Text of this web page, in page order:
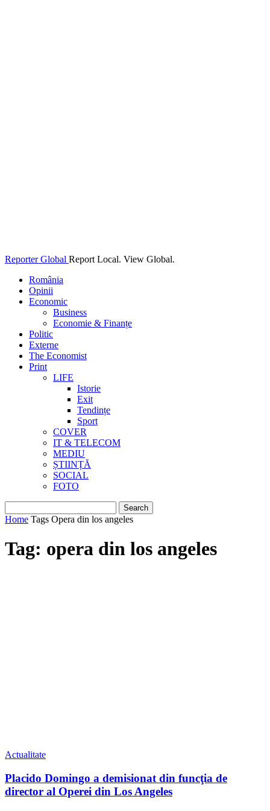
Reporter Global Report Local. View Global.
România
Opinii
Economic
Business
Economie & Finanțe
Politic
Externe
The Economist
Print
LIFE
Istorie
Exit
Tendințe
Sport
COVER
IT & TELECOM
MEDIU
ȘTIINȚĂ
SOCIAL
FOTO
Home Tags Opera din los angeles
Tag: opera din los angeles
Actualitate
Placido Domingo a demisionat din funcţia de
director al Operei din Los Angeles